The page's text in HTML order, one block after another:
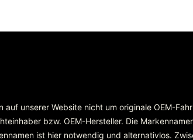
unserer Website nicht um originale OEM-
bzw. OEM-Hersteller. Die
ist hier notwendig und alternativlos.